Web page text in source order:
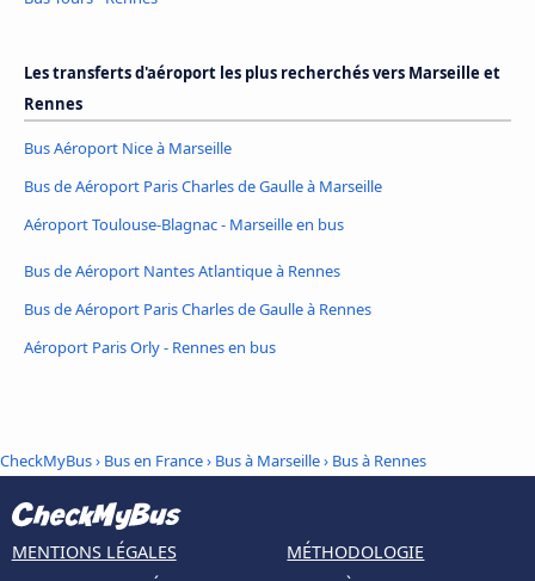
Les transferts d'aéroport les plus recherchés vers Marseille et
Rennes
Bus Aéroport Nice à Marseille
Bus de Aéroport Paris Charles de Gaulle à Marseille
Aéroport Toulouse-Blagnac - Marseille en bus
Bus de Aéroport Nantes Atlantique à Rennes
Bus de Aéroport Paris Charles de Gaulle à Rennes
Aéroport Paris Orly - Rennes en bus
CheckMyBus› Bus en France› Bus à Marseille› Bus à Rennes
MENTIONS LÉGALES
MÉTHODOLOGIE